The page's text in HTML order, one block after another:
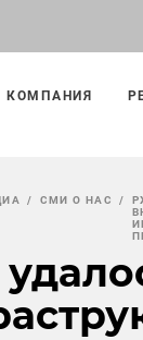
КОМПАНИЯ
СМИ О НАС